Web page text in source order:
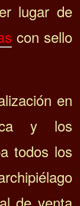
lugar de
con sello
en
y los
todos los